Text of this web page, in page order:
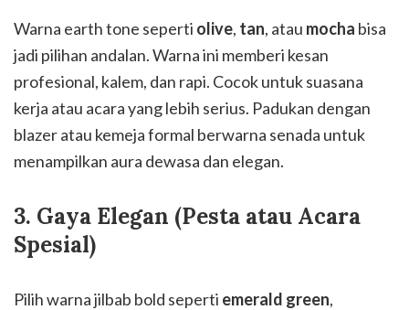
Warna earth tone seperti olive, tan, atau mocha bisa
jadi pilihan andalan. Warna ini memberi kesan
profesional, kalem, dan rapi. Cocok untuk suasana
kerja atau acara yang lebih serius. Padukan dengan
blazer atau kemeja formal berwarna senada untuk
menampilkan aura dewasa dan elegan.
3. Gaya Elegan (Pesta atau Acara
Spesial)
Pilih warna jilbab bold seperti emerald green,